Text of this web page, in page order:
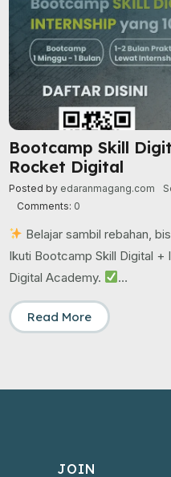
Bootcamp Skill
Rocket Digital
Posted by edaranmagang.com
Comments: 0
Belajar sambil rebahan,
Ikuti Bootcamp Skill Digital +
Digital Academy.
…
Read More
JOIN